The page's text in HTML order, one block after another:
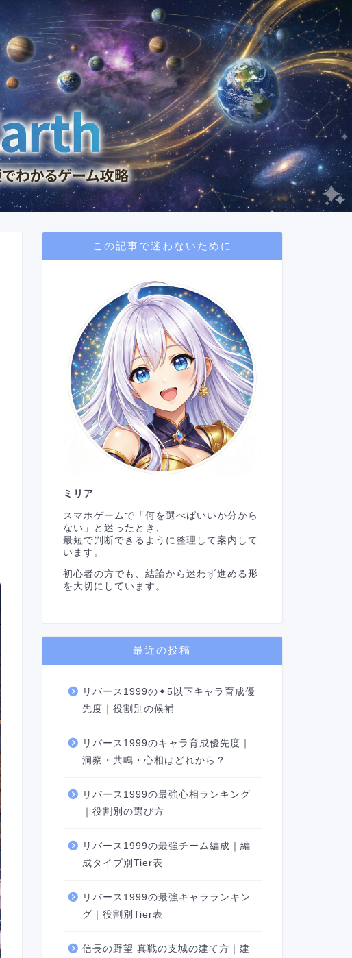
この記事で迷わないために
ミリア
スマホゲームで「何を選べばいいか分から
ない」と迷ったとき、
最短で判断できるように整理して案内して
います。
初心者の方でも、結論から迷わず進める形
を大切にしています。
最近の投稿
リバース1999の✦5以下キャラ育成優
先度｜役割別の候補
リバース1999のキャラ育成優先度｜
洞察・共鳴・心相はどれから？
リバース1999の最強心相ランキング
｜役割別の選び方
リバース1999の最強チーム編成｜編
成タイプ別Tier表
リバース1999の最強キャラランキン
グ｜役割別Tier表
信長の野望 真戦の支城の建て方｜建